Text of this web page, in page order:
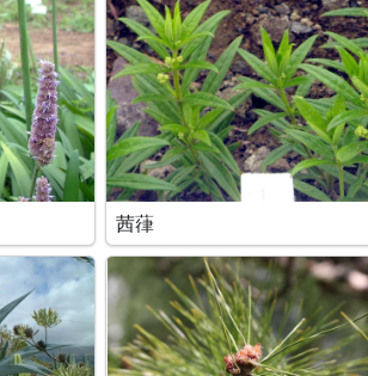
茜葎